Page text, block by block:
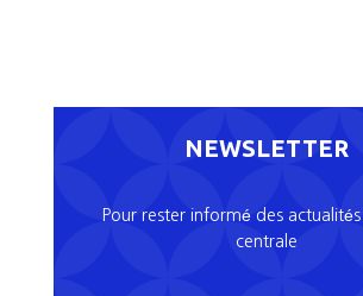
NEWSLETTER
Pour rester informé des actualités
centrale